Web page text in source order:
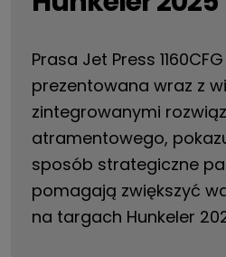
Prasa Jet Press
prezentowana wraz z
zintegrowanymi
atramentowego,
sposób strategiczne
pomagają zwiększyć
na targach Hunkeler